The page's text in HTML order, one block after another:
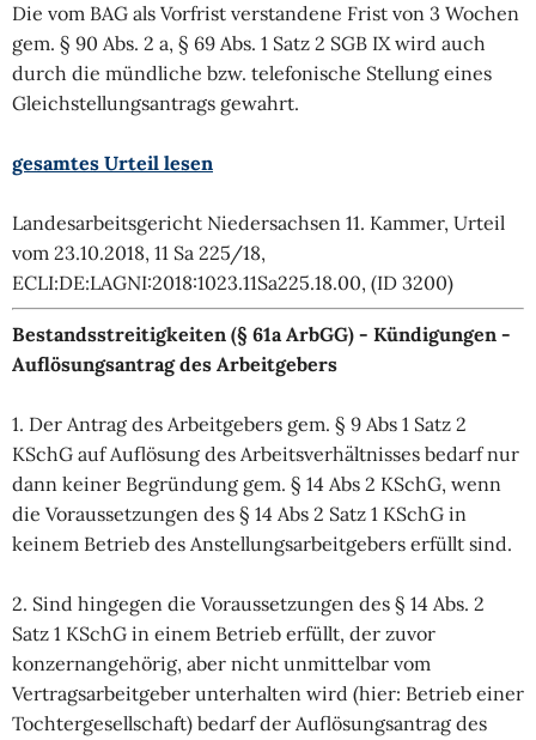
Die vom BAG als Vorfrist verstandene Frist von 3 Wochen
gem. § 90 Abs. 2 a, § 69 Abs. 1 Satz 2 SGB IX wird auch
durch die mündliche bzw. telefonische Stellung eines
Gleichstellungsantrags gewahrt.
gesamtes Urteil lesen
Landesarbeitsgericht Niedersachsen 11. Kammer, Urteil
vom 23.10.2018, 11 Sa 225/18,
ECLI:DE:LAGNI:2018:1023.11Sa225.18.00, (ID 3200)
Bestandsstreitigkeiten (§ 61a ArbGG) - Kündigungen -
Auflösungsantrag des Arbeitgebers
1. Der Antrag des Arbeitgebers gem. § 9 Abs 1 Satz 2
KSchG auf Auflösung des Arbeitsverhältnisses bedarf nur
dann keiner Begründung gem. § 14 Abs 2 KSchG, wenn
die Voraussetzungen des § 14 Abs 2 Satz 1 KSchG in
keinem Betrieb des Anstellungsarbeitgebers erfüllt sind.
2. Sind hingegen die Voraussetzungen des § 14 Abs. 2
Satz 1 KSchG in einem Betrieb erfüllt, der zuvor
konzernangehörig, aber nicht unmittelbar vom
Vertragsarbeitgeber unterhalten wird (hier: Betrieb einer
Tochtergesellschaft) bedarf der Auflösungsantrag des